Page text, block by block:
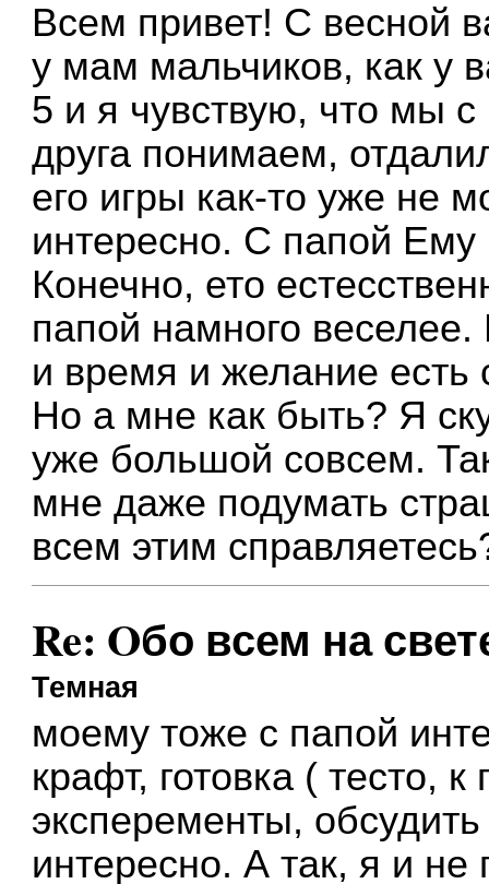
Всем привет! С весной
у мам мальчиков, как у
5 и я чувствую, что мы
друга понимаем,
его игры как-то уже не
интересно. С папой Ему
Конечно, ето
папой намного
и время и желание есть
Но а мне как быть? Я
уже большой совсем.
мне даже подумать
всем этим
Re: Oбо всем на
Темная
моему тоже с папой
крафт, готовка ( тесто,
эксперементы,
интересно. А так, я и не